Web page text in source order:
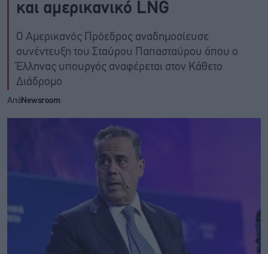
και αμερικανικό LNG
Ο Αμερικανός Πρόεδρος αναδημοσίευσε
συνέντευξη του Σταύρου Παπασταύρου όπου ο
Έλληνας υπουργός αναφέρεται στον Κάθετο
Διάδρομο
ΑπόNewsroom